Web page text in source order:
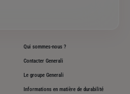
Qui sommes-nous ?
Contacter Generali
Le groupe Generali
Informations en matière de durabilité